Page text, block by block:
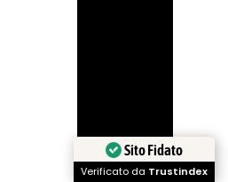
Sito Fidato
Verificato da Trustindex